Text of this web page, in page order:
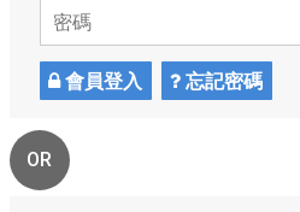
會員登入 忘記密碼
OR